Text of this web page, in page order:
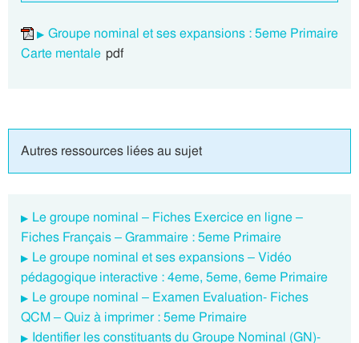
Groupe nominal et ses expansions : 5eme Primaire
Carte mentale pdf
Autres ressources liées au sujet
Le groupe nominal – Fiches Exercice en ligne –
Fiches Français – Grammaire : 5eme Primaire
Le groupe nominal et ses expansions – Vidéo
pédagogique interactive : 4eme, 5eme, 6eme Primaire
Le groupe nominal – Examen Evaluation- Fiches
QCM – Quiz à imprimer : 5eme Primaire
Identifier les constituants du Groupe Nominal (GN)-